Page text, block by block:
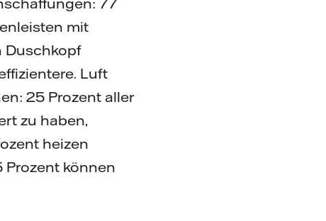
mit
Duschkopf
Luft
25 Prozent aller
zu haben,
heizen
Prozent können